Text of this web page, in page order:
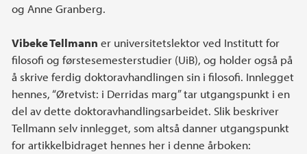
og Anne Granberg.
Vibeke Tellmann er universitetslektor ved Institutt for
filosofi og førstesemesterstudier (UiB), og holder også på
å skrive ferdig doktoravhandlingen sin i filosofi. Innlegget
hennes, “Øretvist: i Derridas marg” tar utgangspunkt i en
del av dette doktoravhandlingsarbeidet. Slik beskriver
Tellmann selv innlegget, som altså danner utgangspunkt
for artikkelbidraget hennes her i denne årboken: